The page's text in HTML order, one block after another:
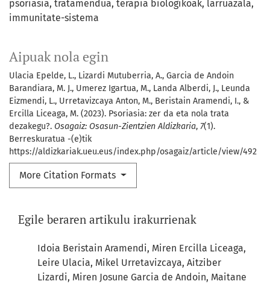
psoriasia tratamendua terapia biologikoak larruazala
immunitate-sistema
Aipuak nola egin
Ulacia Epelde, L., Lizardi Mutuberria, A., Garcia de Andoin
Barandiara, M. J., Umerez Igartua, M., Landa Alberdi, J., Leunda
Eizmendi, L., Urretavizcaya Anton, M., Beristain Aramendi, I., &
Ercilla Liceaga, M. (2023). Psoriasia: zer da eta nola trata
dezakegu?. Osagaiz: Osasun-Zientzien Aldizkaria, 7(1).
Berreskuratua -(e)tik
https://aldizkariak.ueu.eus/index.php/osagaiz/article/view/492
More Citation Formats
Egile beraren artikulu irakurrienak
Idoia Beristain Aramendi, Miren Ercilla Liceaga,
Leire Ulacia, Mikel Urretavizcaya, Aitziber
Lizardi, Miren Josune Garcia de Andoin, Maitane